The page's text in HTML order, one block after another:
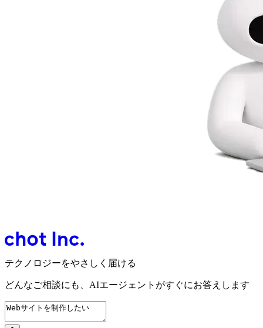
テクノロジーをやさしく届ける
どんなご相談にも、 AIエージェントがすぐにお答えします